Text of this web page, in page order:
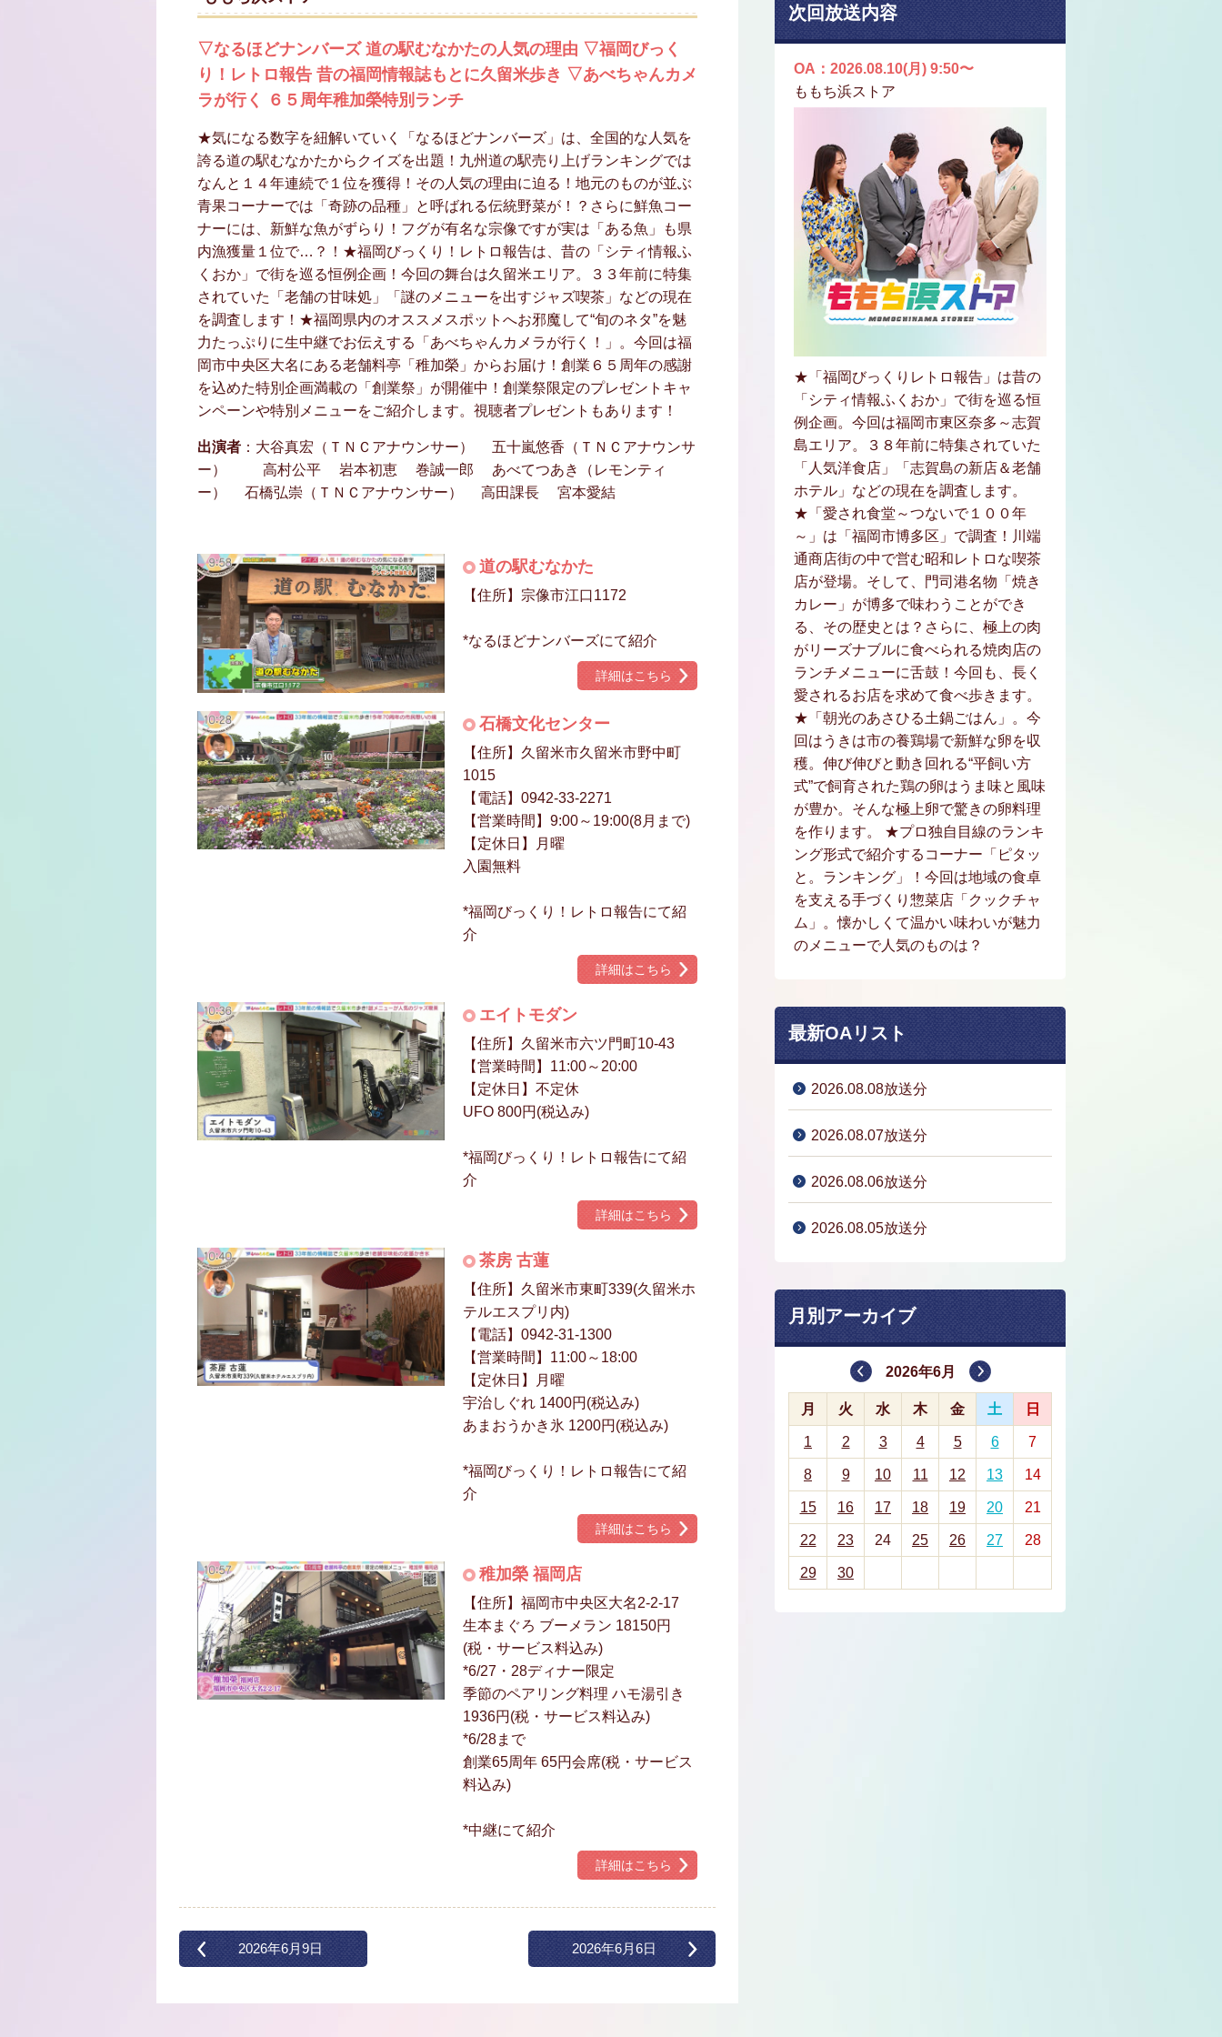
▽なるほどナンバーズ 道の駅むなかたの人気の理由 ▽福岡びっく
り！レトロ報告 昔の福岡情報誌もとに久留米歩き ▽あべちゃんカメ
ラが行く ６５周年稚加榮特別ランチ
★気になる数字を紐解いていく「なるほどナンバーズ」は、全国的な人気を
誇る道の駅むなかたからクイズを出題！九州道の駅売り上げランキングでは
なんと１４年連続で１位を獲得！その人気の理由に迫る！地元のものが並ぶ
青果コーナーでは「奇跡の品種」と呼ばれる伝統野菜が！？さらに鮮魚コー
ナーには、新鮮な魚がずらり！フグが有名な宗像ですが実は「ある魚」も県
内漁獲量１位で…？！★福岡びっくり！レトロ報告は、昔の「シティ情報ふ
くおか」で街を巡る恒例企画！今回の舞台は久留米エリア。３３年前に特集
されていた「老舗の甘味処」「謎のメニューを出すジャズ喫茶」などの現在
を調査します！★福岡県内のオススメスポットへお邪魔して“旬のネタ”を魅
力たっぷりに生中継でお伝えする「あべちゃんカメラが行く！」。今回は福
岡市中央区大名にある老舗料亭「稚加榮」からお届け！創業６５周年の感謝
を込めた特別企画満載の「創業祭」が開催中！創業祭限定のプレゼントキャ
ンペーンや特別メニューをご紹介します。視聴者プレゼントもあります！
出演者 ：大谷真宏（ＴＮＣアナウンサー） 五十嵐悠香（ＴＮＣアナウンサ
ー） 高村公平 岩本初恵 巻誠一郎 あべてつあき（レモンティ
ー） 石橋弘崇（ＴＮＣアナウンサー） 高田課長 宮本愛結
道の駅むなかた
【住所】宗像市江口1172
*なるほどナンバーズにて紹介
詳細はこちら
石橋文化センター
【住所】久留米市久留米市野中町
1015
【電話】0942-33-2271
【営業時間】9:00～19:00(8月まで)
【定休日】月曜
入園無料
*福岡びっくり！レトロ報告にて紹
介
詳細はこちら
エイトモダン
【住所】久留米市六ツ門町10-43
【営業時間】11:00～20:00
【定休日】不定休
UFO 800円(税込み)
*福岡びっくり！レトロ報告にて紹
介
詳細はこちら
茶房 古蓮
【住所】久留米市東町339(久留米ホ
テルエスプリ内)
【電話】0942-31-1300
【営業時間】11:00～18:00
【定休日】月曜
宇治しぐれ 1400円(税込み)
あまおうかき氷 1200円(税込み)
*福岡びっくり！レトロ報告にて紹
介
詳細はこちら
稚加榮 福岡店
【住所】福岡市中央区大名2-2-17
生本まぐろ ブーメラン 18150円
(税・サービス料込み)
*6/27・28ディナー限定
季節のペアリング料理 ハモ湯引き
1936円(税・サービス料込み)
*6/28まで
創業65周年 65円会席(税・サービス
料込み)
*中継にて紹介
詳細はこちら
2026年6月9日 2026年6月6日
次回放送内容
OA：2026.08.10(月) 9:50〜
ももち浜ストア
★「福岡びっくりレトロ報告」は昔の
「シティ情報ふくおか」で街を巡る恒
例企画。今回は福岡市東区奈多～志賀
島エリア。３８年前に特集されていた
「人気洋食店」「志賀島の新店＆老舗
ホテル」などの現在を調査します。
★「愛され食堂～つないで１００年
～」は「福岡市博多区」で調査！川端
通商店街の中で営む昭和レトロな喫茶
店が登場。そして、門司港名物「焼き
カレー」が博多で味わうことができ
る、その歴史とは？さらに、極上の肉
がリーズナブルに食べられる焼肉店の
ランチメニューに舌鼓！今回も、長く
愛されるお店を求めて食べ歩きます。
★「朝光のあさひる土鍋ごはん」。今
回はうきは市の養鶏場で新鮮な卵を収
穫。伸び伸びと動き回れる“平飼い方
式”で飼育された鶏の卵はうま味と風味
が豊か。そんな極上卵で驚きの卵料理
を作ります。 ★プロ独自目線のランキ
ング形式で紹介するコーナー「ピタッ
と。ランキング」！今回は地域の食卓
を支える手づくり惣菜店「クックチャ
ム」。懐かしくて温かい味わいが魅力
のメニューで人気のものは？
最新OAリスト
2026.08.08放送分
2026.08.07放送分
2026.08.06放送分
2026.08.05放送分
月別アーカイブ
2026年6月
月 火 水 木 金 土 日
1 2 3 4 5 6 7
8 9 10 11 12 13 14
15 16 17 18 19 20 21
22 23 24 25 26 27 28
29 30